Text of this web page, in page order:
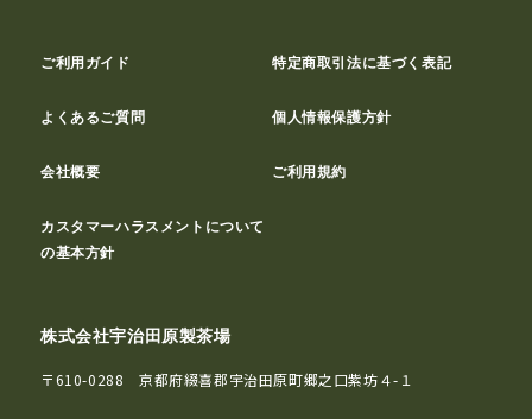
ご利用ガイド 特定商取引法に基づく表記
よくあるご質問 個人情報保護方針
会社概要 ご利用規約
カスタマーハラスメントについて
の基本方針
株式会社宇治田原製茶場
〒610-0288 京都府綴喜郡宇治田原町郷之口紫坊４-１